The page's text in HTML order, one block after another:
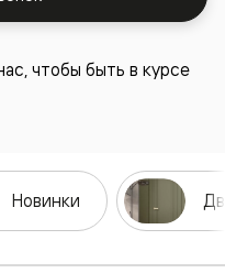
чтобы быть в курсе
Новинки